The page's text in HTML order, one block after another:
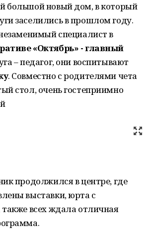
большой новый дом, в который
заселились в прошлом году.
специалист в
«Октябрь» - главный
– педагог, они воспитывают
. Совместно с родителями чета
стол, очень гостеприимно
продолжился в центре, где
выставки, юрта с
всех ждала отличная